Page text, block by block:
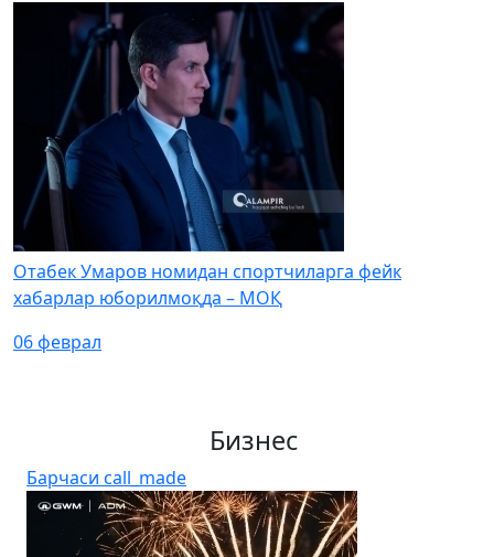
Отабек Умаров номидан спортчиларга фейк
хабарлар юборилмоқда – МОҚ
06 феврал
Бизнес
Барчаси call_made